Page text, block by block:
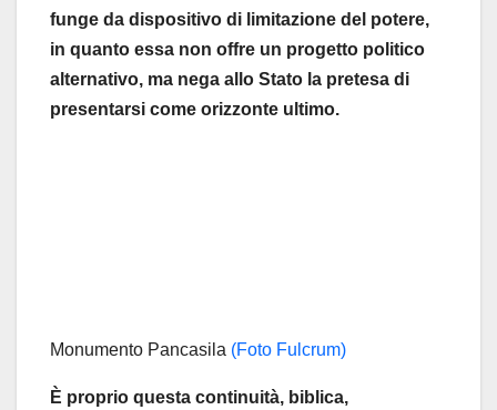
funge da dispositivo di limitazione del potere,
in quanto essa non offre un progetto politico
alternativo, ma nega allo Stato la pretesa di
presentarsi come orizzonte ultimo.
Monumento Pancasila (Foto Fulcrum)
È proprio questa continuità, biblica,